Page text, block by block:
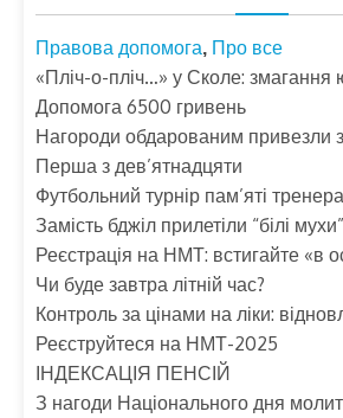
Правова допомога, Про все
«Пліч-о-пліч…» у Сколе: змагання
Допомога 6500 гривень
Нагороди обдарованим привезли
Перша з дев’ятнадцяти
Футбольний турнір пам’яті тренера
Замість бджіл прилетіли “білі мухи”
Реєстрація на НМТ: встигайте «в
Чи буде завтра літній час?
Контроль за цінами на ліки:
Реєструйтеся на НМТ-2025
ІНДЕКСАЦІЯ ПЕНСІЙ
З нагоди Національного дня